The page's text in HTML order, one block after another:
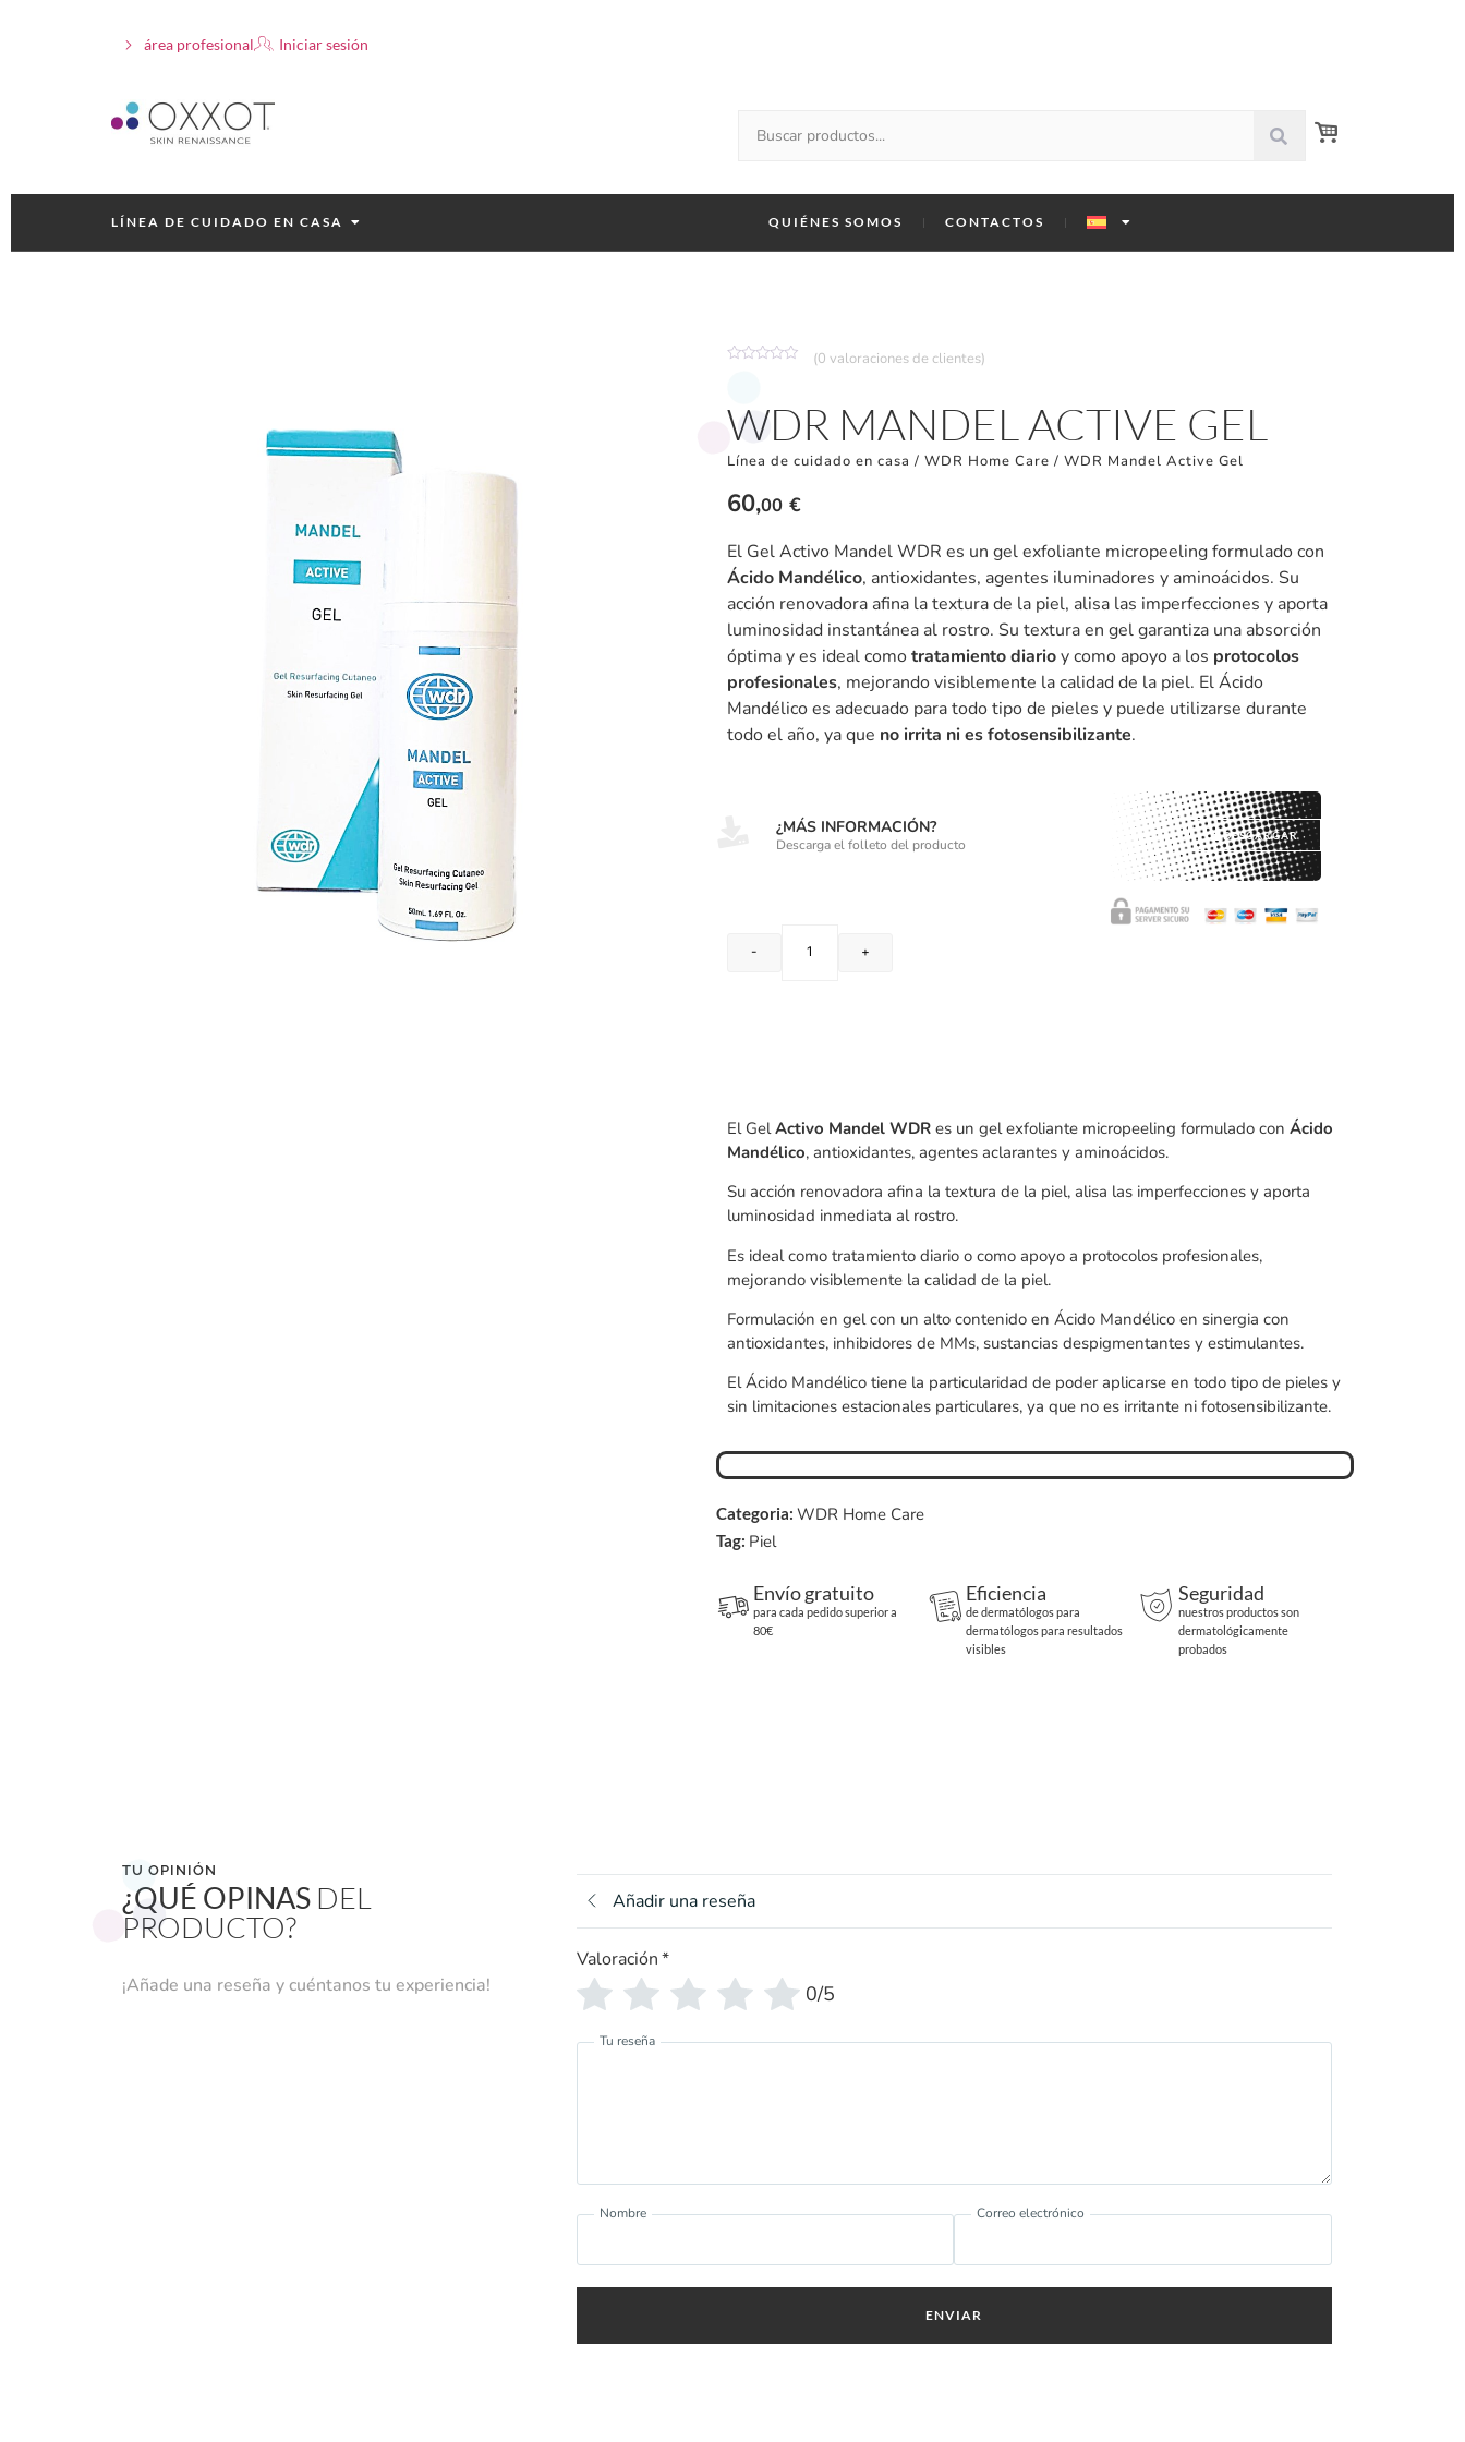
área profesional Iniciar sesión
LÍNEA DE CUIDADO EN CASA QUIÉNES SOMOS CONTACTOS
de
5
(0 valoraciones de clientes)
WDR MANDEL ACTIVE GEL
Línea de cuidado en casa / WDR Home Care / WDR Mandel Active Gel
60,00 €
El Gel Activo Mandel WDR es un gel exfoliante micropeeling formulado con
Ácido Mandélico, antioxidantes, agentes iluminadores y aminoácidos. Su
acción renovadora afina la textura de la piel, alisa las imperfecciones y aporta
luminosidad instantánea al rostro. Su textura en gel garantiza una absorción
óptima y es ideal comotratamiento diarioy como apoyo a los protocolos
profesionales, mejorando visiblemente la calidad de la piel. El Ácido
Mandélico es adecuado para todo tipo de pieles y puede utilizarse durante
todo el año, ya que no irrita ni es fotosensibilizante.
¿MÁS INFORMACIÓN?
Descarga el folleto del producto
DESCARGAR
- +
El GelActivo Mandel WDRes un gel exfoliante micropeeling formulado con Ácido
Mandélico, antioxidantes, agentes aclarantes y aminoácidos.
Su acción renovadora afina la textura de la piel, alisa las imperfecciones y aporta
luminosidad inmediata al rostro.
Es ideal como tratamiento diario o como apoyo a protocolos profesionales,
mejorando visiblemente la calidad de la piel.
Formulación en gel con un alto contenido en Ácido Mandélico en sinergia con
antioxidantes, inhibidores de MMs, sustancias despigmentantes y estimulantes.
El Ácido Mandélico tiene la particularidad de poder aplicarse en todo tipo de pieles y
sin limitaciones estacionales particulares, ya que no es irritante ni fotosensibilizante.
Categoria: WDR Home Care
Tag: Piel
Envío gratuito
para cada pedido superior a
80€
Eficiencia
de dermatólogos para
dermatólogos para resultados
visibles
Seguridad
nuestros productos son
dermatológicamente
probados
TU OPINIÓN
¿QUÉ OPINAS DEL
PRODUCTO?
¡Añade una reseña y cuéntanos tu experiencia!
Añadir una reseña
Valoración*
0/5
Tu reseña
Nombre Correo electrónico
ENVIAR